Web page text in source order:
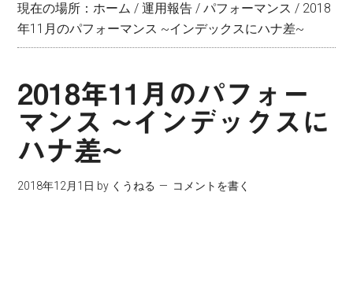
現在の場所：ホーム / 運用報告 / パフォーマンス / 2018
年11月のパフォーマンス ~インデックスにハナ差~
2018年11月のパフォー
マンス ~インデックスに
ハナ差~
2018年12月1日 by くうねる コメントを書く